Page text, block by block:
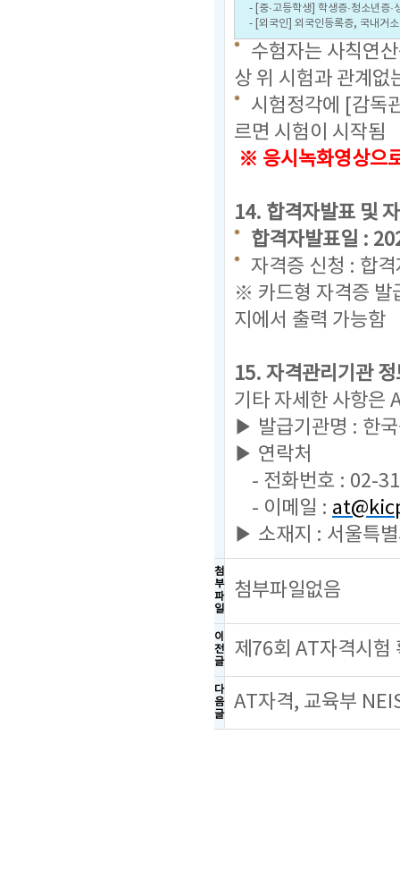
- [중·고등학생] 학생증·청소년증
- [외국인] 외국인등록증, 국내거
수험자는 사칙연
상 위 시험과 관계없
시험정각에 [감독
르면 시험이 시작됨
※ 응시녹화영상으
14. 합격자발표 및
합격자발표일 :
자격증 신청 : 합
※ 카드형 자격증 발
지에서 출력 가능함
15. 자격관리기관 정
기타 자세한 사항은
▶ 발급기관명 : 한
▶ 연락처
- 전화번호 : 02-
- 이메일 :
▶ 소재지 : 서울특
첨
부
파
일
첨부파일없음
이
전
글
제76회 AT자격시험
다
음
글
AT자격, 교육부